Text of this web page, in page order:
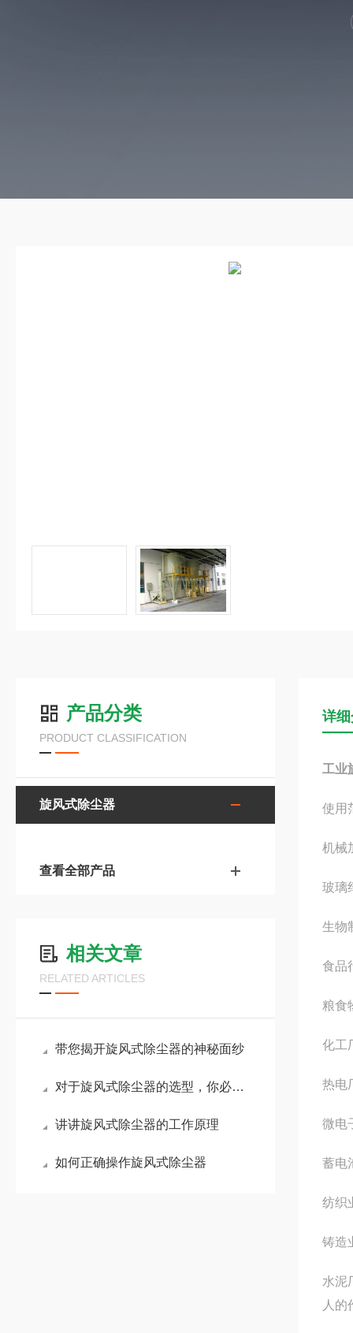
产品分类
PRODUCT CLASSIFICATION
旋风式除尘器
查看全部产品
相关文章
RELATED ARTICLES
带您揭开旋风式除尘器的神秘面纱
对于旋风式除尘器的选型，你必须知道的几个关键要点
讲讲旋风式除尘器的工作原理
如何正确操作旋风式除尘器
详
工业
使用
机械
玻璃
生物
食品
粮食
化工
热电
微电
蓄电
纺织
铸造
水泥
人的